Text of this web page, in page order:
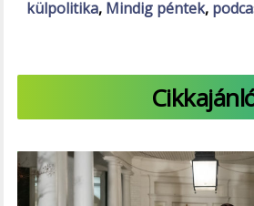
külpolitika, Mindig péntek,